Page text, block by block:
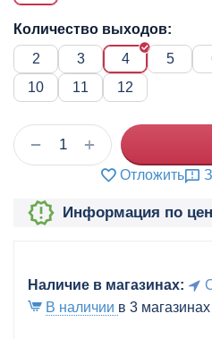
Количество выходов:
2
3 4 5
10
11 12
+
−
Отложить
Информация по
Наличие в магазинах:
В наличии в 3 магазинах